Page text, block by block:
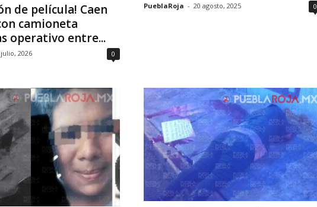
de película! Caen
camioneta
operativo entre...
julio, 2026 0
PueblaRoja - 20 agosto, 2025 0